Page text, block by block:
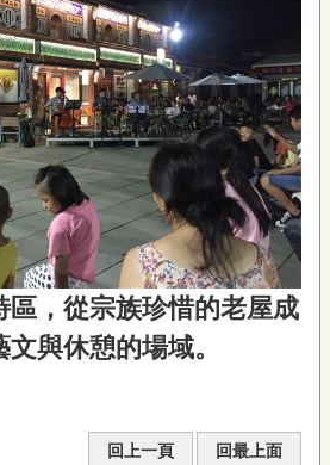
區，從宗族珍惜的老屋成
與休憩的場域。
回上一頁 回最上面